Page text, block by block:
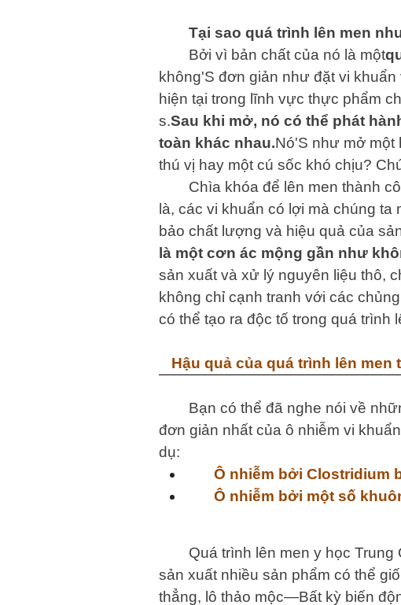
Tại sao quá trình lên men
Bởi vì bản chất của nó là một
không'S đơn giản như đặt vi
hiện tại trong lĩnh vực thực phẩm
s.Sau khi mở, nó có thể phát
toàn khác nhau.Nó'S như mở một
thú vị hay một cú sốc khó chịu?
Chìa khóa để lên men thành
là, các vi khuẩn có lợi mà chúng ta
bảo chất lượng và hiệu quả của
là một cơn ác mộng gần như
sản xuất và xử lý nguyên liệu thô,
không chỉ cạnh tranh với các
có thể tạo ra độc tố trong quá trình
Hậu quả của quá trình lên
Bạn có thể đã nghe nói về
đơn giản nhất của ô nhiễm vi
dụ:
Ô nhiễm bởi Clostridium
Ô nhiễm bởi một số
Quá trình lên men y học
sản xuất nhiều sản phẩm có thể
thẳng, lô thảo mộc—Bất kỳ biến